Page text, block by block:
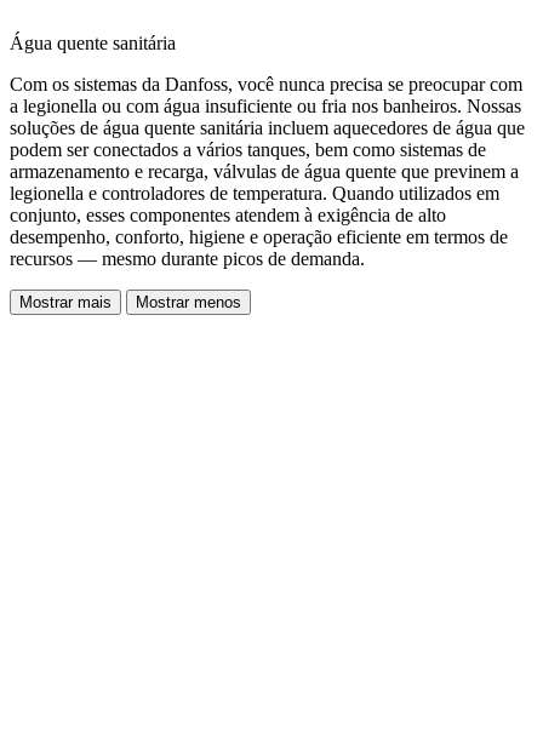
Água quente sanitária
Com os sistemas da Danfoss, você nunca precisa se preocupar com
a legionella ou com água insuficiente ou fria nos banheiros. Nossas
soluções de água quente sanitária incluem aquecedores de água que
podem ser conectados a vários tanques, bem como sistemas de
armazenamento e recarga, válvulas de água quente que previnem a
legionella e controladores de temperatura. Quando utilizados em
conjunto, esses componentes atendem à exigência de alto
desempenho, conforto, higiene e operação eficiente em termos de
recursos — mesmo durante picos de demanda.
Mostrar mais Mostrar menos